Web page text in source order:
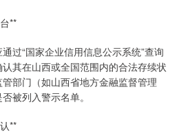
**
过“国家企业信用信息公示系统”查询
其在山西或全国范围内的合法存续状
部门（如山西省地方金融监督管理
被列入警示名单。
**